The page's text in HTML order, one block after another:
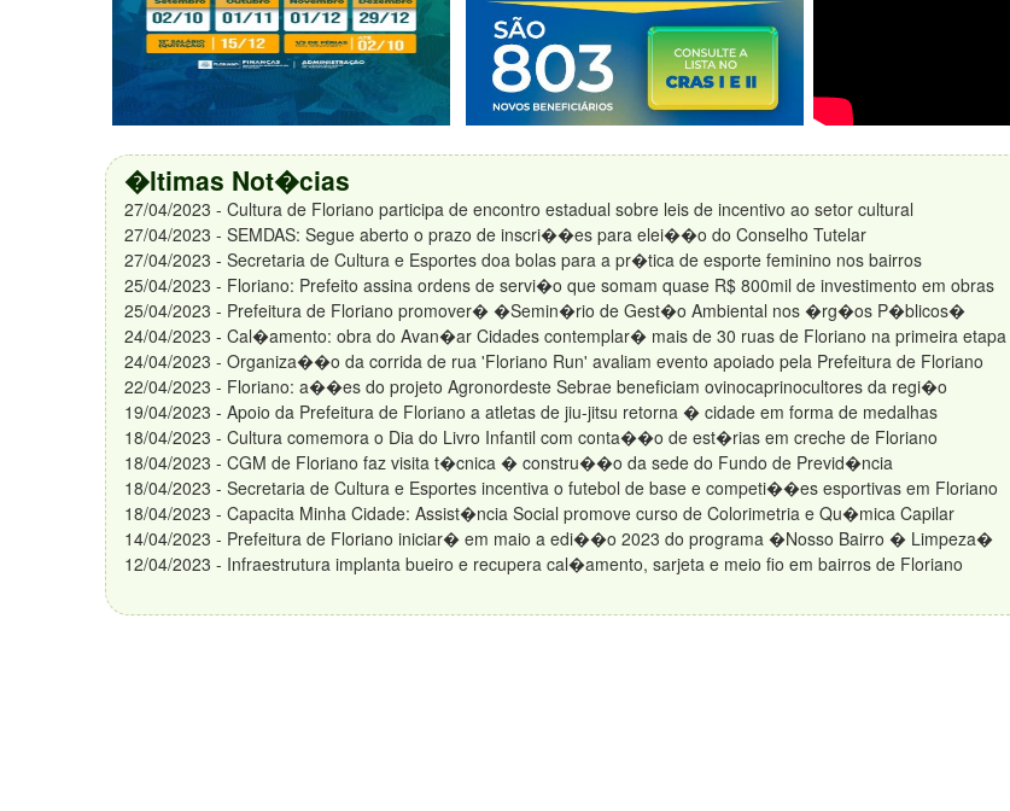
�ltimas Not�cias
27/04/2023 - Cultura de Floriano participa de encontro estadual sobre leis de incentivo ao setor cultural
27/04/2023 - SEMDAS: Segue aberto o prazo de inscri��es para elei��o do Conselho Tutelar
27/04/2023 - Secretaria de Cultura e Esportes doa bolas para a pr�tica de esporte feminino nos bairros
25/04/2023 - Floriano: Prefeito assina ordens de servi�o que somam quase R$ 800mil de investimento em obras
25/04/2023 - Prefeitura de Floriano promover� �Semin�rio de Gest�o Ambiental nos �rg�os P�blicos�
24/04/2023 - Cal�amento: obra do Avan�ar Cidades contemplar� mais de 30 ruas de Floriano na primeira etapa
24/04/2023 - Organiza��o da corrida de rua 'Floriano Run' avaliam evento apoiado pela Prefeitura de Floriano
22/04/2023 - Floriano: a��es do projeto Agronordeste Sebrae beneficiam ovinocaprinocultores da regi�o
19/04/2023 - Apoio da Prefeitura de Floriano a atletas de jiu-jitsu retorna � cidade em forma de medalhas
18/04/2023 - Cultura comemora o Dia do Livro Infantil com conta��o de est�rias em creche de Floriano
18/04/2023 - CGM de Floriano faz visita t�cnica � constru��o da sede do Fundo de Previd�ncia
18/04/2023 - Secretaria de Cultura e Esportes incentiva o futebol de base e competi��es esportivas em Floriano
18/04/2023 - Capacita Minha Cidade: Assist�ncia Social promove curso de Colorimetria e Qu�mica Capilar
14/04/2023 - Prefeitura de Floriano iniciar� em maio a edi��o 2023 do programa �Nosso Bairro � Limpeza�
12/04/2023 - Infraestrutura implanta bueiro e recupera cal�amento, sarjeta e meio fio em bairros de Floriano